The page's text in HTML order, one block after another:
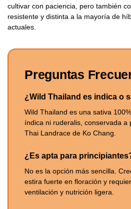
cultivar con paciencia, pero también
resistente y distinta a la mayoría de
actuales.
Preguntas
¿Wild Thailand es indica o
Wild Thailand es una sativa
índica ni ruderalis, conservada a
Thai Landrace de Ko Chang.
¿Es apta para
No es la opción más sencilla.
estira fuerte en floración y
ventilación y nutrición ligera.